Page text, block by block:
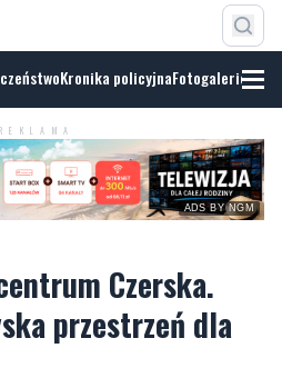
Kronika policyjnaFotogalerie
REKLAMA
ADS BY NGM
Czerska.
przestrzeń dla